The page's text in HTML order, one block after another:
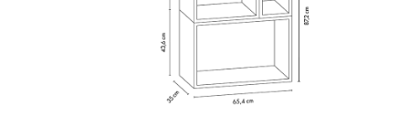
Schreibtischleuchten
Stehleuchten & Leseleuchten